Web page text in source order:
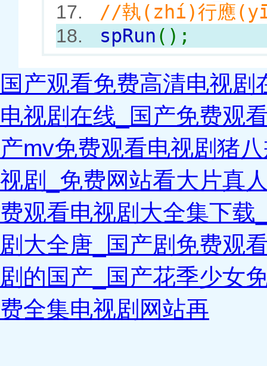
17. //執(zhí)行應
18. spRun ();
国产观看免费高清电视
电视剧在线_国产免费观
产mv免费观看电视剧猪
视剧_免费网站看大片真
费观看电视剧大全集下
剧大全唐_国产剧免费观
剧的国产_国产花季少女
费全集电视剧网站再